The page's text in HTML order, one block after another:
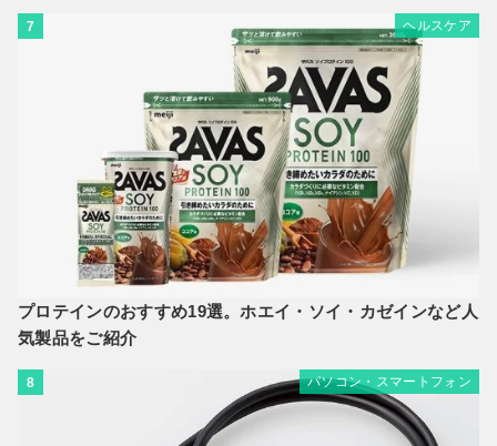
7 ヘルスケア
プロテインのおすすめ19選。ホエイ・ソイ・カゼインなど人
気製品をご紹介
8 パソコン・スマートフォン